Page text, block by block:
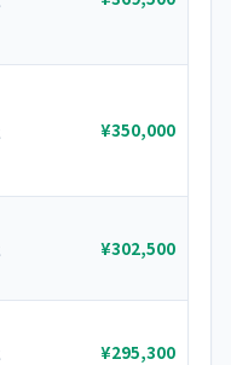
¥350,000
¥302,500
¥295,300